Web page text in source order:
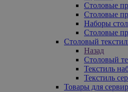
Столовые
Столовые
Наборы
Столовые
Столовый
Назад
Столовый
Текстиль
Текстиль
Товары для